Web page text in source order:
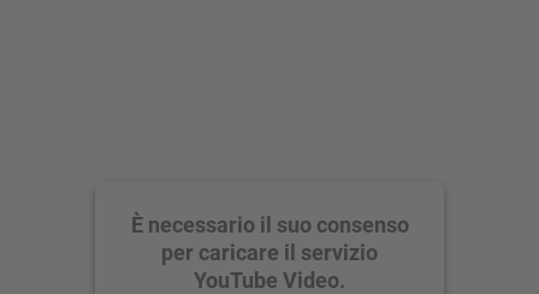
È necessario il suo consenso
per caricare il servizio
YouTube Video.